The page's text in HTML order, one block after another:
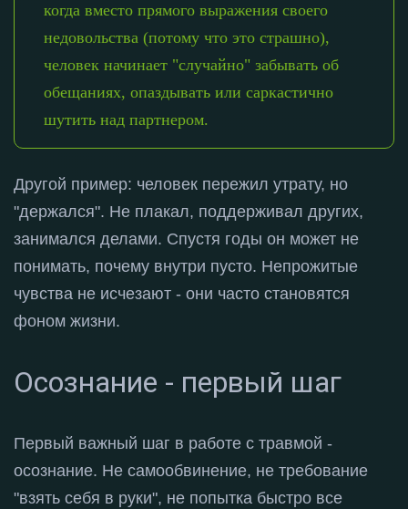
когда вместо прямого выражения своего
недовольства (потому что это страшно),
человек начинает "случайно" забывать об
обещаниях, опаздывать или саркастично
шутить над партнером.
Другой пример: человек пережил утрату, но
"держался". Не плакал, поддерживал других,
занимался делами. Спустя годы он может не
понимать, почему внутри пусто. Непрожитые
чувства не исчезают - они часто становятся
фоном жизни.
Осознание - первый шаг
Первый важный шаг в работе с травмой -
осознание. Не самообвинение, не требование
"взять себя в руки", не попытка быстро все